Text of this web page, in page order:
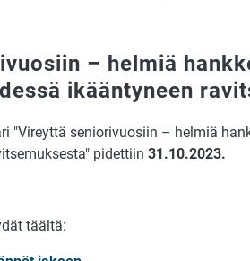
– helmiä
ikääntyneen
"Vireyttä seniorivuosiin – helmiä
pidettiin 31.10.2023.
täältä: